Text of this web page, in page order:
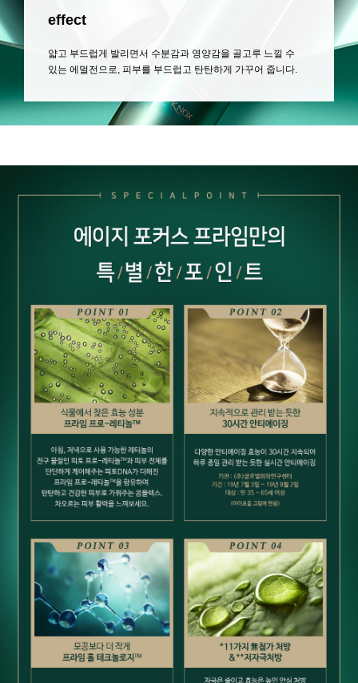
effect
얇고 부드럽게 발리면서 수분감과 영양감을 골고루 느낄 수
있는 에멀전으로, 피부를 부드럽고 탄탄하게 가꾸어 줍니다.